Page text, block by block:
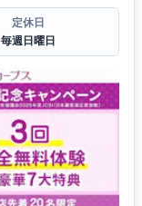
定休日
毎週日曜日